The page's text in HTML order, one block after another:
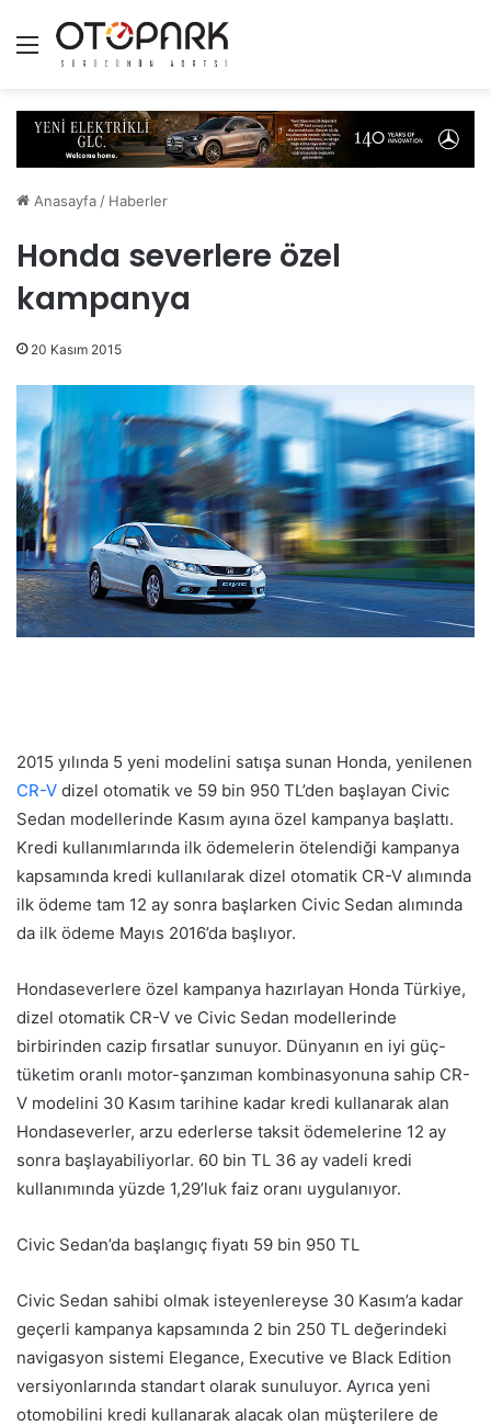
Menü
Anasayfa / Haberler
Honda severlere özel
kampanya
20 Kasım 2015
2015 yılında 5 yeni modelini satışa sunan Honda, yenilenen
CR-V dizel otomatik ve 59 bin 950 TL’den başlayan Civic
Sedan modellerinde Kasım ayına özel kampanya başlattı.
Kredi kullanımlarında ilk ödemelerin ötelendiği kampanya
kapsamında kredi kullanılarak dizel otomatik CR-V alımında
ilk ödeme tam 12 ay sonra başlarken Civic Sedan alımında
da ilk ödeme Mayıs 2016’da başlıyor.
Hondaseverlere özel kampanya hazırlayan Honda Türkiye,
dizel otomatik CR-V ve Civic Sedan modellerinde
birbirinden cazip fırsatlar sunuyor. Dünyanın en iyi güç-
tüketim oranlı motor-şanzıman kombinasyonuna sahip CR-
V modelini 30 Kasım tarihine kadar kredi kullanarak alan
Hondaseverler, arzu ederlerse taksit ödemelerine 12 ay
sonra başlayabiliyorlar. 60 bin TL 36 ay vadeli kredi
kullanımında yüzde 1,29’luk faiz oranı uygulanıyor.
Civic Sedan’da başlangıç fiyatı 59 bin 950 TL
Civic Sedan sahibi olmak isteyenlereyse 30 Kasım’a kadar
geçerli kampanya kapsamında 2 bin 250 TL değerindeki
navigasyon sistemi Elegance, Executive ve Black Edition
versiyonlarında standart olarak sunuluyor. Ayrıca yeni
otomobilini kredi kullanarak alacak olan müşterilere de